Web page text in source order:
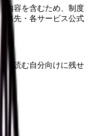
内容を含むため、制度
務先・各サービス公式
で読む自分向けに残せ